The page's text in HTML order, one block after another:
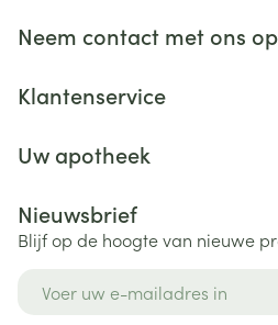
Neem contact met ons op
Klantenservice
Uw apotheek
Nieuwsbrief
Blijf op de hoogte van nieuwe